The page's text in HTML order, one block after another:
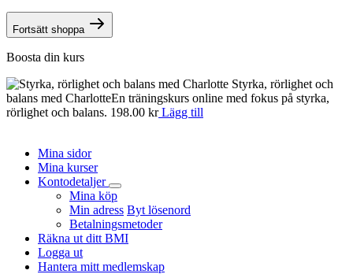
Fortsätt shoppa
Boosta din kurs
Styrka, rörlighet och
balans med CharlotteEn träningskurs online med fokus på styrka,
rörlighet och balans. 198.00 krLägg till
Mina sidor
Mina kurser
Kontodetaljer
Mina köp
Min adress Byt lösenord
Betalningsmetoder
Räkna ut ditt BMI
Logga ut
Hantera mitt medlemskap